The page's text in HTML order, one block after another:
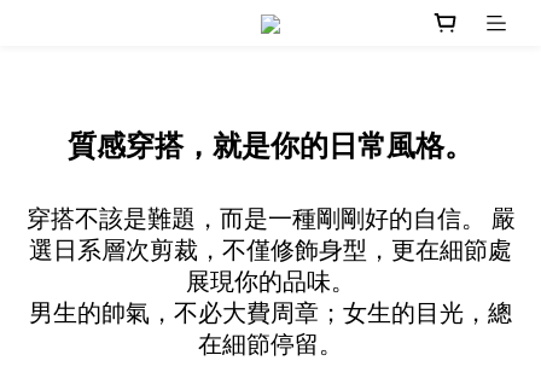
質感穿搭，就是你的日常風格。
穿搭不該是難題，而是一種剛剛好的自信。 嚴
選日系層次剪裁，不僅修飾身型，更在細節處
展現你的品味。
男生的帥氣，不必大費周章；女生的目光，總
在細節停留。